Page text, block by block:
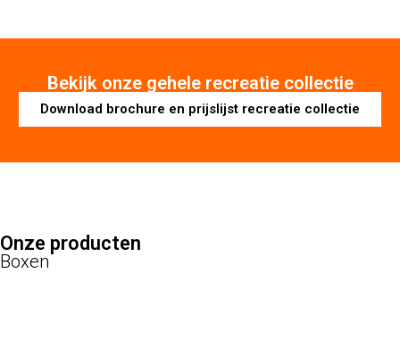
Bekijk onze gehele recreatie collectie
Download brochure en prijslijst recreatie collectie
Onze producten
Boxen